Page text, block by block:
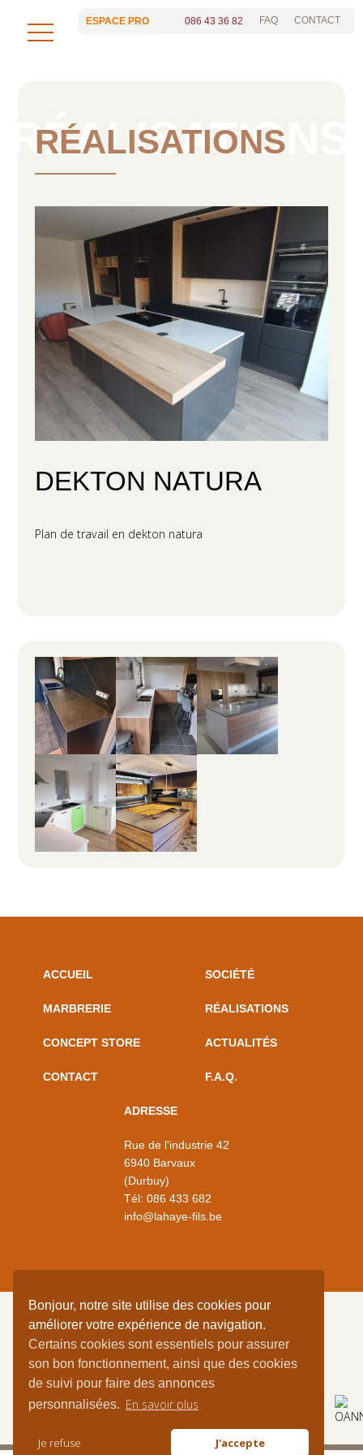
Bonjour, notre site utilise des cookies pour
améliorer votre expérience de navigation.
Certains cookies sont essentiels pour assurer
son bon fonctionnement, ainsi que des cookies
de suivi pour faire des annonces
personnalisées. En savoir plus
Je refuse J'accepte
ESPACE PRO 086 43 36 82 FAQ CONTACT
RÉALISATIONS
DEKTON NATURA
Plan de travail en dekton natura
ACCUEIL SOCIÉTÉ
MARBRERIE RÉALISATIONS
CONCEPT STORE ACTUALITÉS
CONTACT F.A.Q.
ADRESSE
Rue de l'industrie 42
6940 Barvaux
(Durbuy)
Tél:086 433 682
info@lahaye-fils.be
DEMANDEZ VOTRE
DEVIS EN LIGNE